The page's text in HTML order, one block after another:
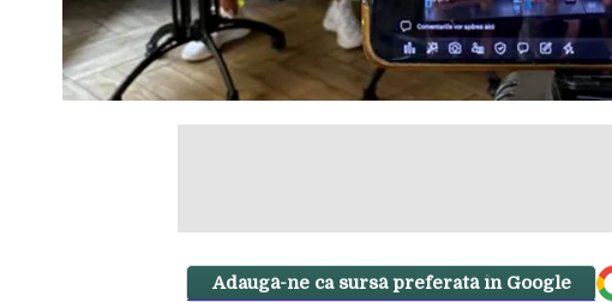
Adaugă-ne ca sursă preferată în Google